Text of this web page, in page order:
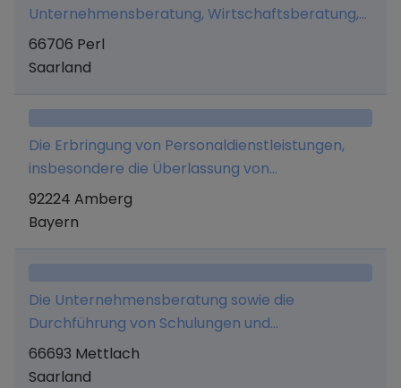
Unternehmensberatung, Wirtschaftsberatung,
Verwaltung eigenen Vermögens, Marketing und
Managementaufgaben.
66706 Perl
Saarland
Die Erbringung von Personaldienstleistungen,
insbesondere die Überlassung von
Arbeitnehmern.
92224 Amberg
Bayern
Die Unternehmensberatung sowie die
Durchführung von Schulungen und
Qualitätssicherungsarbeiten
66693 Mettlach
Saarland